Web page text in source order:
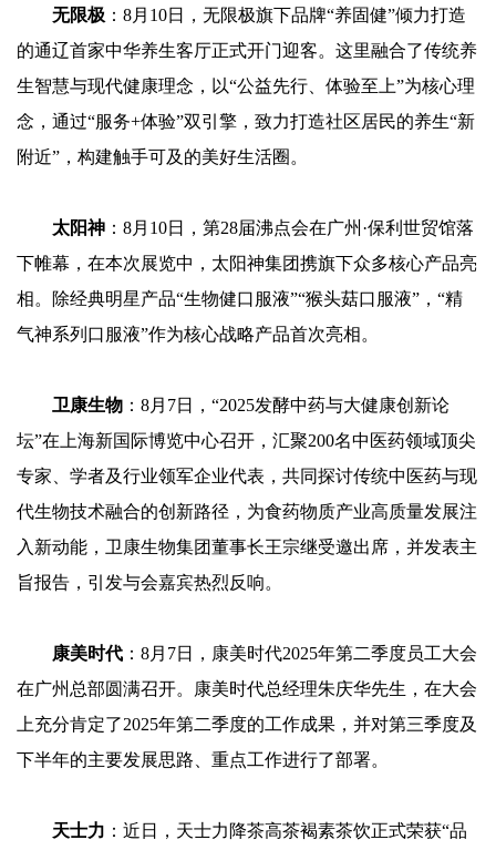
无限极 ：8月10日，无限极旗下品牌“养固健”倾力打造
的通辽首家中华养生客厅正式开门迎客。这里融合了传统养
生智慧与现代健康理念，以“公益先行、体验至上”为核心理
念，通过“服务+体验”双引擎，致力打造社区居民的养生“新
附近”，构建触手可及的美好生活圈。
太阳神 ：8月10日，第28届沸点会在广州·保利世贸馆落
下帷幕，在本次展览中，太阳神集团携旗下众多核心产品亮
相。除经典明星产品“生物健口服液”“猴头菇口服液”，“精
气神系列口服液”作为核心战略产品首次亮相。
卫康生物 ：8月7日，“2025发酵中药与大健康创新论
坛”在上海新国际博览中心召开，汇聚200名中医药领域顶尖
专家、学者及行业领军企业代表，共同探讨传统中医药与现
代生物技术融合的创新路径，为食药物质产业高质量发展注
入新动能，卫康生物集团董事长王宗继受邀出席，并发表主
旨报告，引发与会嘉宾热烈反响。
康美时代 ：8月7日，康美时代2025年第二季度员工大会
在广州总部圆满召开。康美时代总经理朱庆华先生，在大会
上充分肯定了2025年第二季度的工作成果，并对第三季度及
下半年的主要发展思路、重点工作进行了部署。
天士力 ：近日，天士力降茶高茶褐素茶饮正式荣获“品